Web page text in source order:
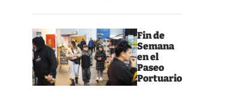
Fin de
Semana
en el
Paseo
Portuario